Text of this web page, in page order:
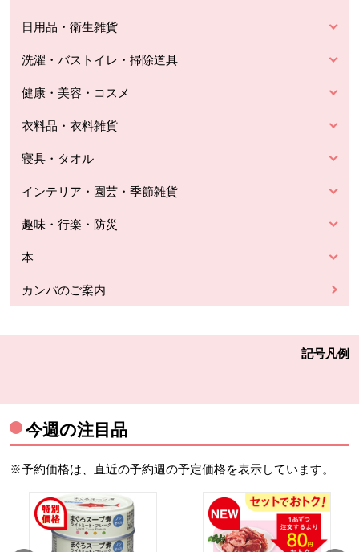
日用品・衛生雑貨
洗濯・バストイレ・掃除道具
健康・美容・コスメ
衣料品・衣料雑貨
寝具・タオル
インテリア・園芸・季節雑貨
趣味・行楽・防災
本
カンパのご案内
記号凡例
今週の注目品
※予約価格は、直近の予約週の予定価格を表示しています。